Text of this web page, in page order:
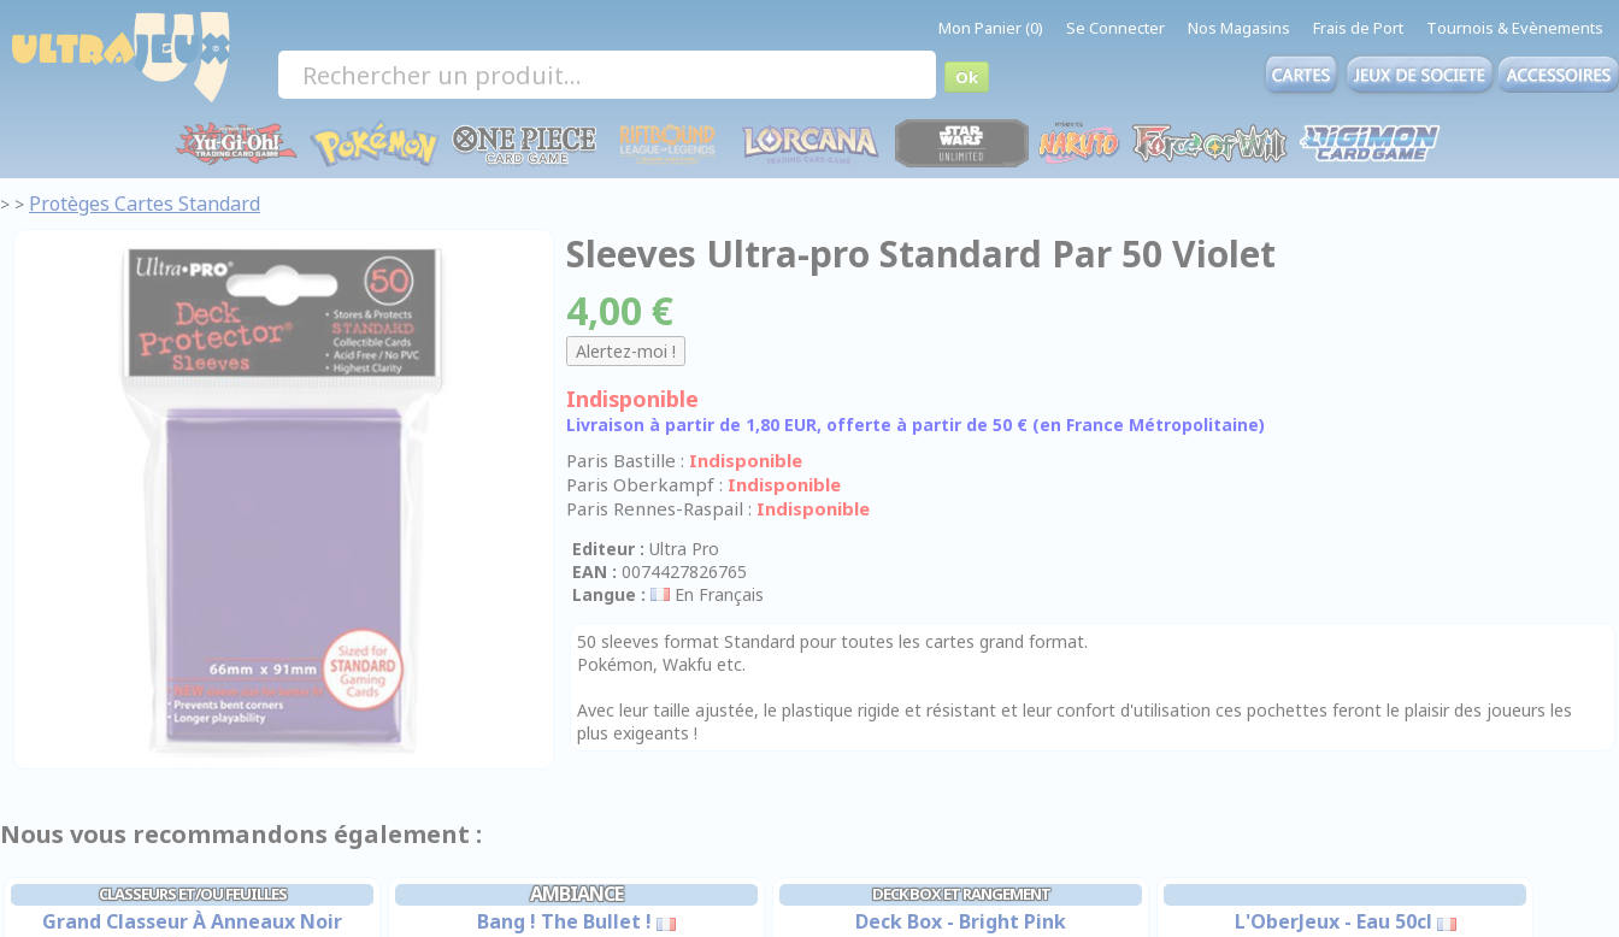
Mon Panier (0) Se Connecter Nos Magasins Frais de Port Tournois & Evènements
> > Protèges Cartes Standard
Sleeves Ultra-pro Standard Par 50 Violet
4,00 €
Indisponible
Livraison à partir de 1,80 EUR, offerte à partir de 50 € (en France Métropolitaine)
Paris Bastille : Indisponible
Paris Oberkampf : Indisponible
Paris Rennes-Raspail : Indisponible
Editeur : Ultra Pro
EAN : 0074427826765
Langue :
En Français
50 sleeves format Standard pour toutes les cartes grand format.
Pokémon, Wakfu etc.
Avec leur taille ajustée, le plastique rigide et résistant et leur confort d'utilisation ces pochettes feront le plaisir des joueurs les
plus exigeants !
Nous vous recommandons également :
CLASSEURS ET/OU FEUILLES
Grand Classeur À Anneaux Noir
AMBIANCE
Bang ! The Bullet !
DECK BOX ET RANGEMENT
Deck Box - Bright Pink L'OberJeux - Eau 50cl
Panneau de gestion des cookies